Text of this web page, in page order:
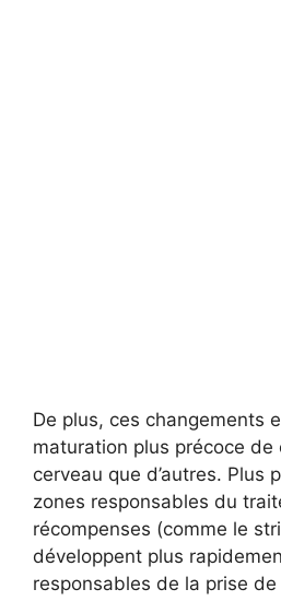
De plus, ces changements
maturation plus précoce
cerveau que d’autres. Plus
zones responsables du
récompenses (comme le
développent plus
responsables de la prise